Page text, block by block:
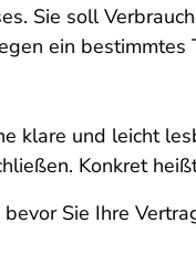
Sie soll
ein
klare und leicht
Konkret
Sie Ihre